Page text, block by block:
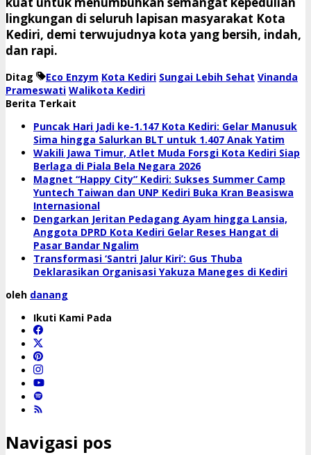
lingkungan di seluruh lapisan masyarakat Kota
Kediri, demi terwujudnya kota yang bersih, indah,
dan rapi.
Ditag Eco Enzym Kota Kediri Sungai Lebih Sehat Vinanda
Prameswati Walikota Kediri
Berita Terkait
Puncak Hari Jadi ke-1.147 Kota Kediri: Gelar Manusuk
Sima hingga Salurkan BLT untuk 1.407 Anak Yatim
Wakili Jawa Timur, Atlet Muda Forsgi Kota Kediri Siap
Berlaga di Piala Bela Negara 2026
Magnet “Happy City” Kediri: Sukses Summer Camp
Yuntech Taiwan dan UNP Kediri Buka Kran Beasiswa
Internasional
Dengarkan Jeritan Pedagang Ayam hingga Lansia,
Anggota DPRD Kota Kediri Gelar Reses Hangat di
Pasar Bandar Ngalim
Transformasi ‘Santri Jalur Kiri’: Gus Thuba
Deklarasikan Organisasi Yakuza Maneges di Kediri
oleh danang
Ikuti Kami Pada
Navigasi pos